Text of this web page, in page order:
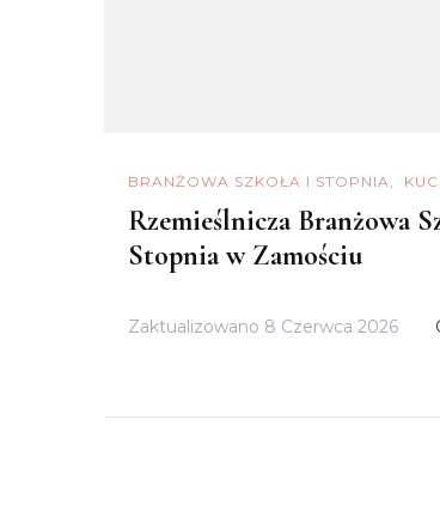
BRANŻOWA SZKOŁA I STOPNIA
Rzemieślnicza Branżowa
Stopnia w Zamościu
Zaktualizowano 8 Czerwca 2026